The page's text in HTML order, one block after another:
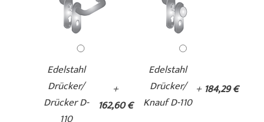
Edelstahl
Drücker/
Drücker D-
+
162,60 €
Edelstahl
Drücker/
Knauf D-110
+ 184,29 €